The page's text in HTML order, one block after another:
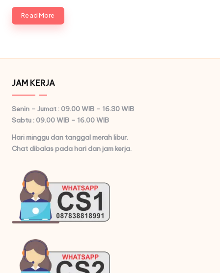
Read More
JAM KERJA
Senin – Jumat : 09.00 WIB – 16.30 WIB
Sabtu : 09.00 WIB – 16.00 WIB
Hari minggu dan tanggal merah libur.
Chat dibalas pada hari dan jam kerja.